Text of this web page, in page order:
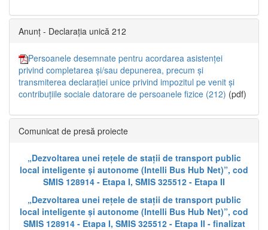
Anunț - Declarația unică 212
Persoanele desemnate pentru acordarea asistenței
privind completarea și/sau depunerea, precum și
transmiterea declarației unice privind impozitul pe venit și
contribuțiile sociale datorare de persoanele fizice (212) (pdf)
Comunicat de presă proiecte
„Dezvoltarea unei rețele de stații de transport public
local inteligente și autonome (Intelli Bus Hub Net)”, cod
SMIS 128914 - Etapa I, SMIS 325512 - Etapa II
„Dezvoltarea unei rețele de stații de transport public
local inteligente și autonome (Intelli Bus Hub Net)”, cod
SMIS 128914 - Etapa I, SMIS 325512 - Etapa II - finalizat